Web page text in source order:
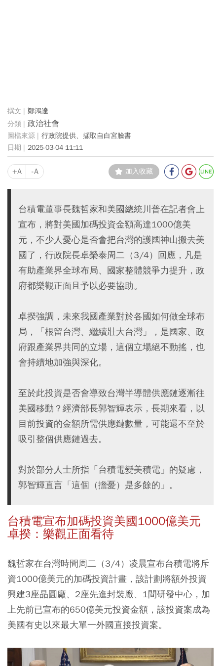
鄭鴻達
政治社會
行政院提供、擷取自白宮臉書
2025-03-04 11:11
+A -A 加入收藏
台積電董事長魏哲家和美國總統川普在記者會上
宣布，將對美國加碼投資金額高達1000億美
元，不少人憂心是否會把台灣的護國神山搬去美
國了，行政院長卓榮泰周二（3/4）回應，凡是
有助產業界全球布局、國家整體競爭力提升，政
府都樂觀正面且予以必要協助。
卓揆強調，未來我國產業對於各國如何做全球布
局，「根留台灣、繼續壯大台灣」，是國家、政
府跟產業界共同的立場，這個立場絕不動搖，也
會持續地加強與深化。
至於此投資是否會導致台灣半導體供應鏈逐漸往
美國移動？經濟部長郭智輝表示，長期來看，以
目前投資的金額所需供應鏈數量，可能還不至於
吸引整個供應鏈過去。
對於部分人士所指「台積電變美積電」的疑慮，
郭智輝直言「這個（擔憂）是多餘的」。
台積電宣布加碼投資美國1000億美元
卓揆：樂觀正面看待
魏哲家在台灣時間周二（3/4）凌晨宣布台積電將斥
資1000億美元的加碼投資計畫，該計劃將額外投資
興建3座晶圓廠、2座先進封裝廠、1間研發中心，加
上先前已宣布的650億美元投資金額，該投資案成為
美國有史以來最大單一外國直接投資案。